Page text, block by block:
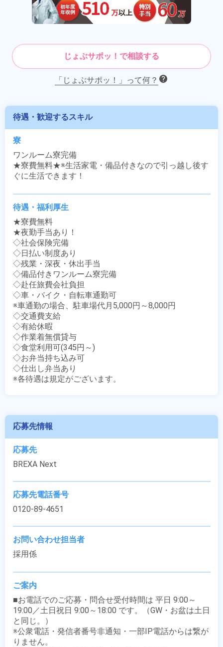
じょぶサポッ！で相談する
「じょぶサポッ！」って何？
待遇・歓迎するスキル
寮
ワンルーム寮完備
★寮費無料★※生活家電・備品付きなので引っ越し後す
ぐに生活できます！
待遇・福利厚生
★寮費無料
★夜勤手当あり！
◇社会保険完備
◇日払い制度あり
◇残業・深夜・休出手当
◇備品付きワンルーム寮完備
◇赴任旅費会社負担
◇車・バイク・自転車通勤可
※車通勤の場合、駐車場代月5,000円～8,000円
◇交通費支給
◇有給休暇
◇作業着無償貸与
◇食堂利用可(345円～)
◇お弁当持ち込み可
◇仕出し弁当あり
※各待遇は規定がございます。
応募先情報
応募先
BREXA Next
応募先電話番号
0120-89-4651
お問い合わせ担当者
採用係
ご案内
■お電話でのご応募・問合せ受付時間は 平日 9:00～
19:00／土日祝日 9:00～18:00 です。（GW・お盆は土日
と同じ。）
※公衆電話・発信者番号非通知・一部IP電話からは繋が
りません。